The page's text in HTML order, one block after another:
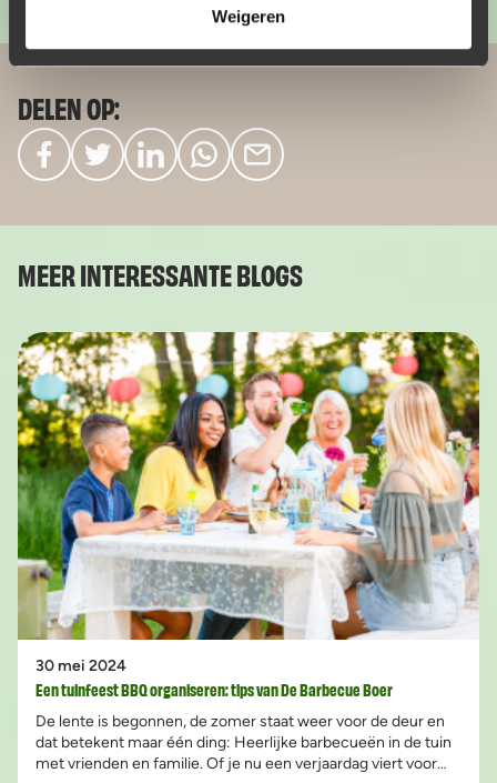
Weigeren
DELEN OP:
MEER INTERESSANTE BLOGS
30 mei 2024
Een tuinfeest BBQ organiseren: tips van De Barbecue Boer
De lente is begonnen, de zomer staat weer voor de deur en
dat betekent maar één ding: Heerlijke barbecueën in de tuin
met vrienden en familie. Of je nu een verjaardag viert voor